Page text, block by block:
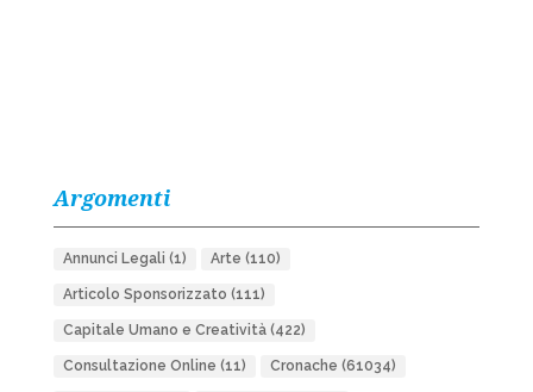
Argomenti
Annunci Legali (1) Arte (110)
Articolo Sponsorizzato (111)
Capitale Umano e Creatività(422)
Consultazione Online (11) Cronache (61034)